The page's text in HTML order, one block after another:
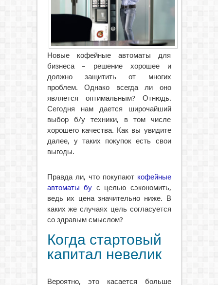
Новые кофейные автоматы для
бизнеса – решение хорошее и
должно защитить от многих
проблем. Однако всегда ли оно
является оптимальным? Отнюдь.
Сегодня нам дается широчайший
выбор б/у техники, в том числе
хорошего качества. Как вы увидите
далее, у таких покупок есть свои
выгоды.
Правда ли, что покупают кофейные
автоматы бу с целью сэкономить,
ведь их цена значительно ниже. В
каких же случаях цель согласуется
со здравым смыслом?
Когда стартовый
капитал невелик
Вероятно, это касается больше